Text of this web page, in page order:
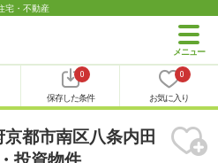
宅・不動産
0
保存した条件
0
お気に入り
都市南区八条内田